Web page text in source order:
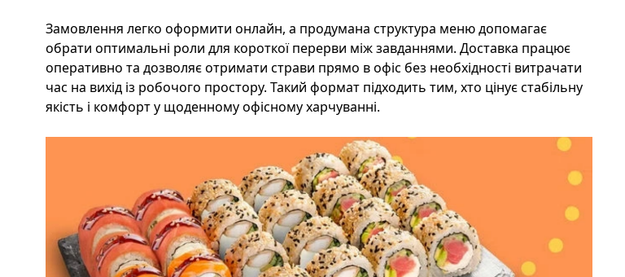
Замовлення легко оформити онлайн, а продумана структура меню допомагає
обрати оптимальні роли для короткої перерви між завданнями. Доставка працює
оперативно та дозволяє отримати страви прямо в офіс без необхідності витрачати
час на вихід із робочого простору. Такий формат підходить тим, хто цінує стабільну
якість і комфорт у щоденному офісному харчуванні.